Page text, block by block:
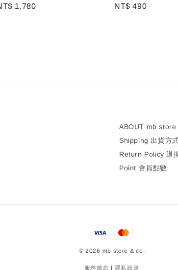
1,780
Regular
NT$ 490
ABOUT mb store
Shipping 出貨方
Return Policy 退
Point 會員點數
© 2026 mb store & co.
服務條款 | 隱私政策